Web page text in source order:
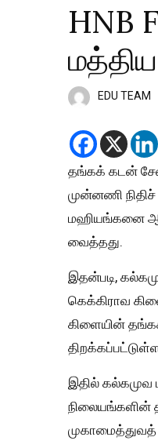
HNB
EDU TEAM
தங்கக் கடன்
முன்னணி
மஹியங்கனை
வைத்தது.
இதன்படி,
கெக்கிராவ
கிளையின்
இதில் கல்கமுவ
நிலையங்களின்
முகாமைத்துவத்